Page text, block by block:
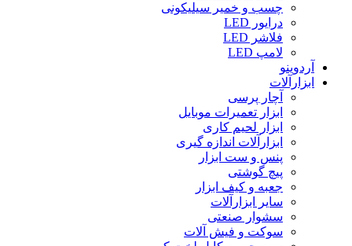
چسب و خمیر سیلیکونی
درایور LED
فلاشر LED
لامپ LED
آردوینو
ابزارآلات
آچار پرسی
ابزار تعمیرات موبایل
ابزار لحیم کاری
ابزارآلات اندازه گیری
پنس و ست ابزار
پیچ گوشتی
جعبه و کیف ابزار
سایر ابزارآلات
سشوار صنعتی
سوکت و فیش آلات